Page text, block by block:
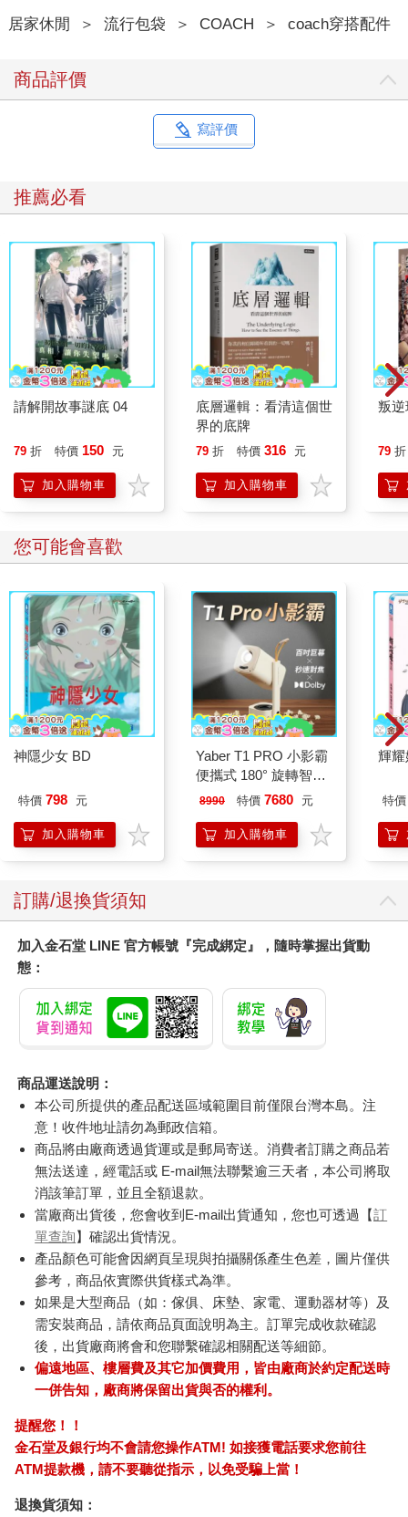
居家休閒 ＞ 流行包袋 ＞ COACH ＞ coach穿搭配件
商品評價
寫評價
推薦必看
請解開故事謎底 04
79 折 特價 150 元
加入購物車
底層邏輯：看清這個世
界的底牌
79 折 特價 316 元
加入購物車
叛逆
79 折
您可能會喜歡
神隱少女 BD
特價 798 元
加入購物車
Yaber T1 PRO 小影霸
便攜式 180° 旋轉智能
投影機
8990 特價 7680 元
加入購物車
輝
特價
訂購/退換貨須知
加入金石堂 LINE 官方帳號『完成綁定』，隨時掌握出貨動
態：
商品運送說明：
本公司所提供的產品配送區域範圍目前僅限台灣本島。注
意！收件地址請勿為郵政信箱。
商品將由廠商透過貨運或是郵局寄送。消費者訂購之商品若
無法送達，經電話或 E-mail無法聯繫逾三天者，本公司將取
消該筆訂單，並且全額退款。
當廠商出貨後，您會收到E-mail出貨通知，您也可透過【訂
單查詢】確認出貨情況。
產品顏色可能會因網頁呈現與拍攝關係產生色差，圖片僅供
參考，商品依實際供貨樣式為準。
如果是大型商品（如：傢俱、床墊、家電、運動器材等）及
需安裝商品，請依商品頁面說明為主。訂單完成收款確認
後，出貨廠商將會和您聯繫確認相關配送等細節。
偏遠地區、樓層費及其它加價費用，皆由廠商於約定配送時
一併告知，廠商將保留出貨與否的權利。
提醒您！！
金石堂及銀行均不會請您操作ATM! 如接獲電話要求您前往
ATM提款機，請不要聽從指示，以免受騙上當！
退換貨須知：